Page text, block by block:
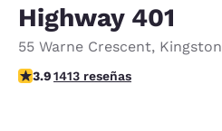
Highway 401
55 Warne Crescent, Kingston
Calificación de 3.92 estrellas. Bueno.
3.91413 reseñas